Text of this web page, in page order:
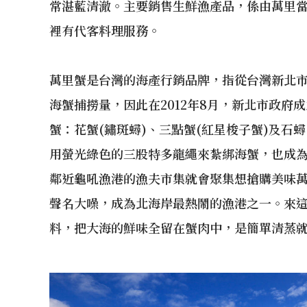
常湛藍清澈。主要銷售生鮮漁產品，係由萬里
裡有代客料理服務。
萬里蟹是台灣的海產行銷品牌，指從台灣新北
海蟹捕撈量，因此在2012年8月，新北市政府
蟹：花蟹(鏽斑蟳)、三點蟹(紅星梭子蟹)及石
用螢光綠色的三股特多龍繩來紮綁海蟹，也成
鄰近龜吼漁港的漁夫市集就會聚集想搶購美味
聲名大噪，成為北海岸最熱鬧的漁港之一。來
料，把大海的鮮味全留在蟹肉中，是簡單清蒸